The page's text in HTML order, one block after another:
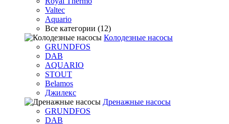
Valtec
Aquario
Все категории (12)
Колодезные насосы
GRUNDFOS
DAB
AQUARIO
STOUT
Belamos
Джилекс
Дренажные насосы
GRUNDFOS
DAB